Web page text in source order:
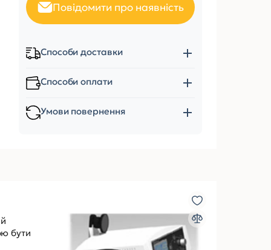
Повідомити про наявність
Способи доставки
Способи оплати
Умови повернення
бути